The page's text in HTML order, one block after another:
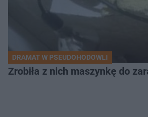
DRAMAT W PSEUDOHODOWLI
Zrobiła z nich maszynkę do